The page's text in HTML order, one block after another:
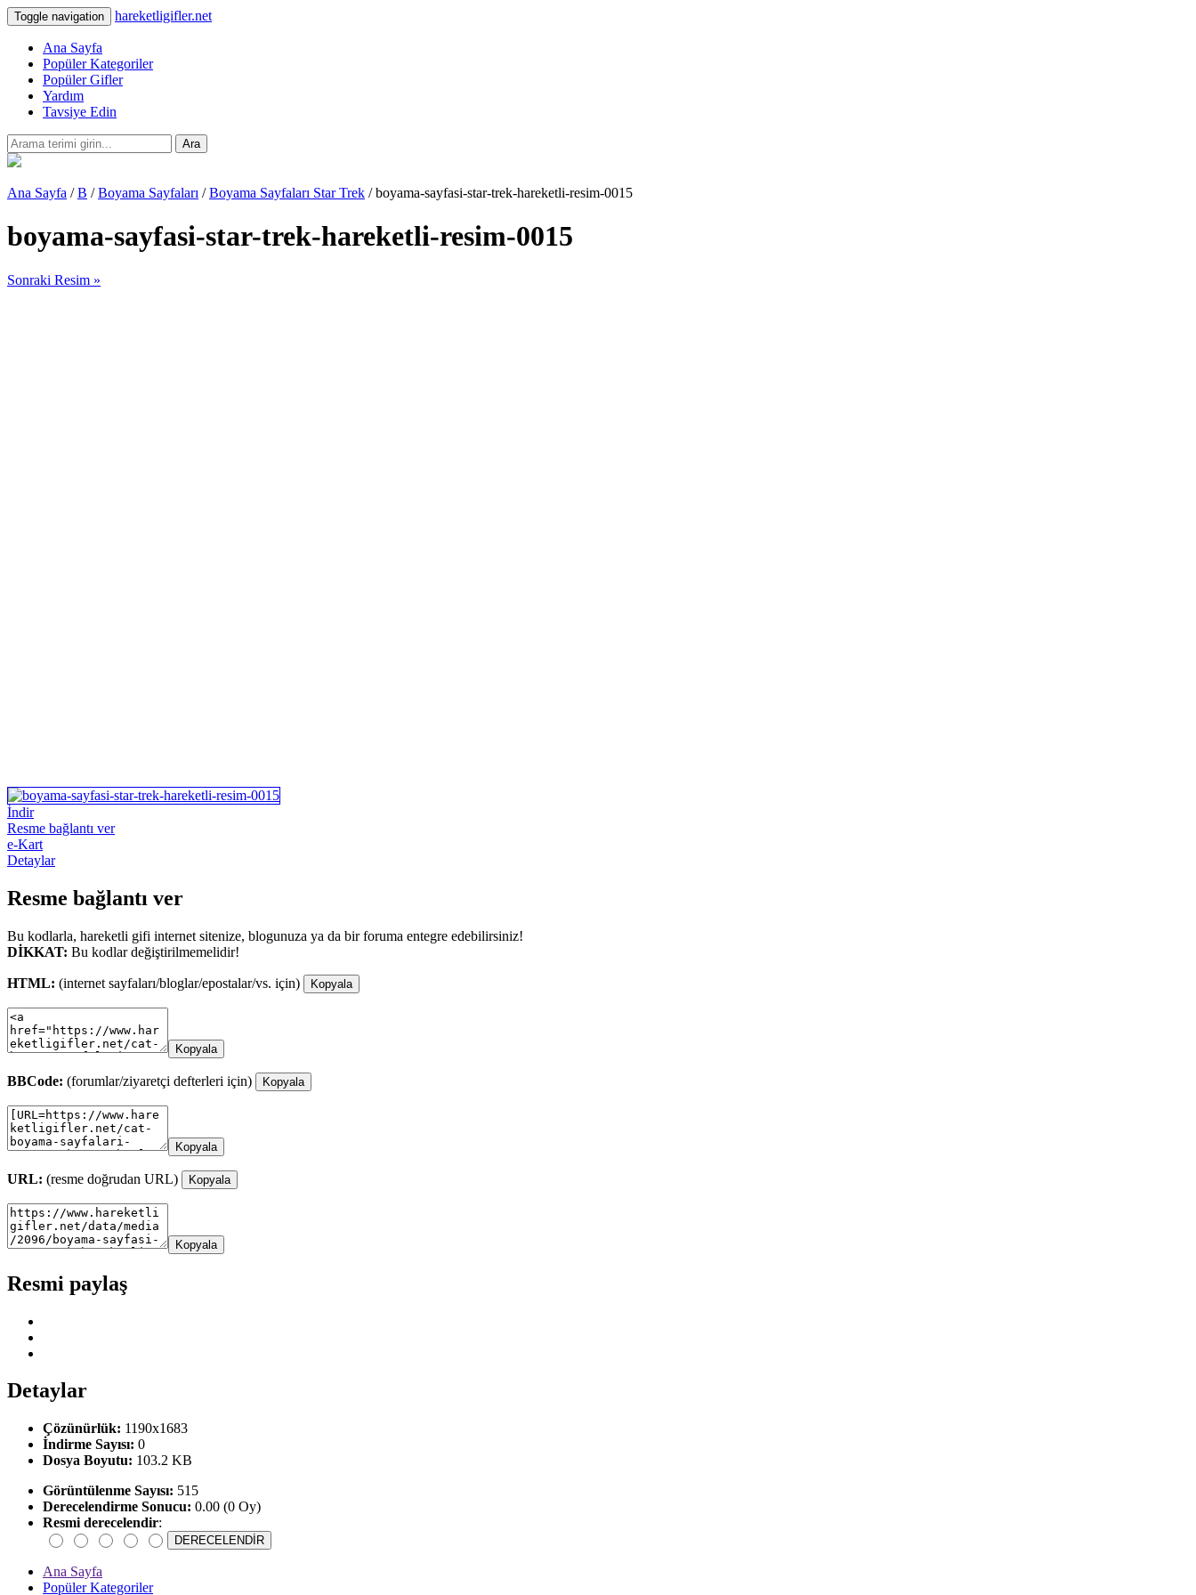
Toggle navigation hareketligifler.net
Ana Sayfa
Popüler Kategoriler
Popüler Gifler
Yardım
Tavsiye Edin
Ara
Ana Sayfa /B /Boyama Sayfaları /Boyama Sayfaları Star Trek / boyama-sayfasi-star-trek-hareketli-resim-0015
boyama-sayfasi-star-trek-hareketli-resim-0015
Sonraki Resim »
İndir
Resme bağlantı ver
e-Kart
Detaylar
Resme bağlantı ver
Bu kodlarla, hareketli gifi internet sitenize, blogunuza ya da bir foruma entegre edebilirsiniz!
DİKKAT: Bu kodlar değiştirilmemelidir!
HTML: (internet sayfaları/bloglar/epostalar/vs. için) Kopyala
Kopyala
BBCode: (forumlar/ziyaretçi defterleri için) Kopyala
Kopyala
URL: (resme doğrudan URL) Kopyala
Kopyala
Resmi paylaş
Detaylar
Çözünürlük: 1190x1683
İndirme Sayısı: 0
Dosya Boyutu: 103.2 KB
Görüntülenme Sayısı: 515
Derecelendirme Sonucu: 0.00 (0 Oy)
Resmi derecelendir:
Ana Sayfa
Popüler Kategoriler